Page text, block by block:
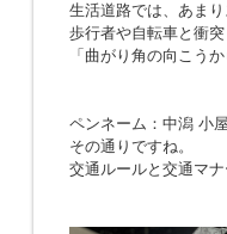
生活道路では、あま
歩行者や自転車と衝
「曲がり角の向こう
ペンネーム：中潟 小
その通りですね。
交通ルールと交通マ